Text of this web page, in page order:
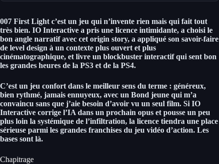
007 First Light c’est un jeu qui n’invente rien mais qui fait tout
très bien. IO Interactive a pris une licence intimidante, a choisi le
bon angle narratif avec cet origin story, a appliqué son savoir-faire
de level design à un contexte plus ouvert et plus
cinématographique, et livre un blockbuster interactif qui sent bon
les grandes heures de la PS3 et de la PS4.
C’est un jeu confort dans le meilleur sens du terme : généreux,
bien rythmé, jamais ennuyeux, avec un Bond jeune qui m’a
convaincu sans que j’aie besoin d’avoir vu un seul film. Si IO
Interactive corrige l’IA dans un prochain opus et pousse un peu
plus loin la systémique de l’infiltration, la licence tiendra une place
sérieuse parmi les grandes franchises du jeu vidéo d’action. Les
bases sont là.
Chapitrage